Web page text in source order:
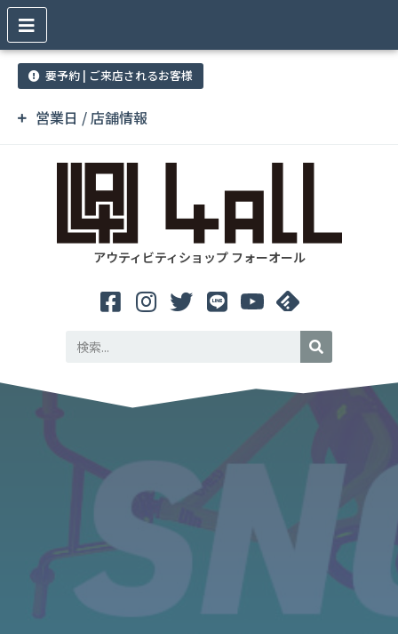
営業日 / 店舗情報
要予約 | ご来店されるお客様
アウティビティショップ フォーオール